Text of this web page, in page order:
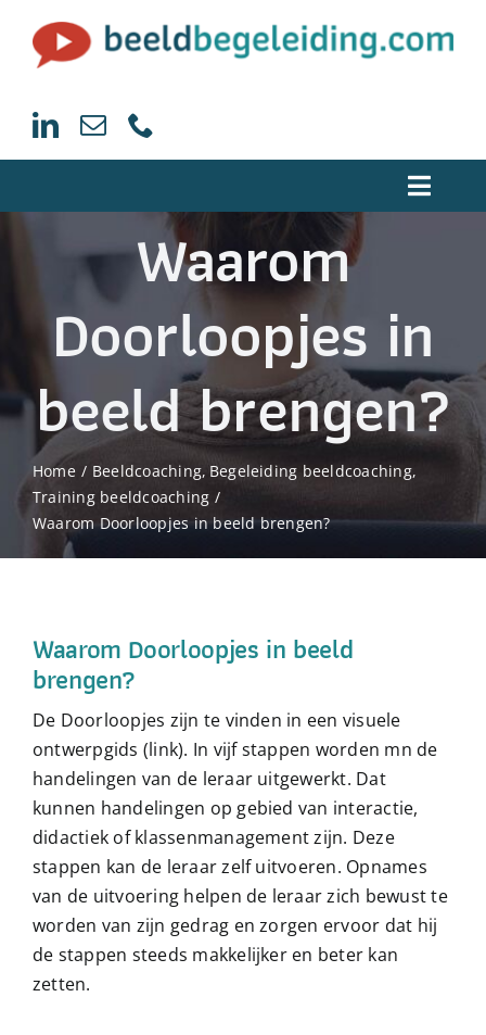
naar
inhoud
Toggle
Trainingen beeldcoaching
Begeleiding Beeldcoaching
Over beeldcoaching
Boek Beeldcoaching
Waarom
Doorloopjes in
beeld brengen?
Home Beeldcoaching Begeleiding beeldcoaching
Training beeldcoaching
Waarom Doorloopjes in beeld brengen?
Waarom Doorloopjes in beeld
brengen?
De Doorloopjes zijn te vinden in een visuele
ontwerpgids (link). In vijf stappen worden mn de
handelingen van de leraar uitgewerkt. Dat
kunnen handelingen op gebied van interactie,
didactiek of klassenmanagement zijn. Deze
stappen kan de leraar zelf uitvoeren. Opnames
van de uitvoering helpen de leraar zich bewust te
worden van zijn gedrag en zorgen ervoor dat hij
de stappen steeds makkelijker en beter kan
zetten.